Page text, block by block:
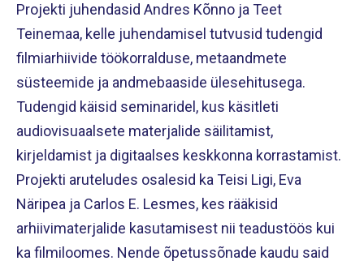
Projekti juhendasid Andres Kõnno ja Teet
Teinemaa, kelle juhendamisel tutvusid tudengid
filmiarhiivide töökorralduse, metaandmete
süsteemide ja andmebaaside ülesehitusega.
Tudengid käisid seminaridel, kus käsitleti
audiovisuaalsete materjalide säilitamist,
kirjeldamist ja digitaalses keskkonna korrastamist.
Projekti aruteludes osalesid ka Teisi Ligi, Eva
Näripea ja Carlos E. Lesmes, kes rääkisid
arhiivimaterjalide kasutamisest nii teadustöös kui
ka filmiloomes. Nende õpetussõnade kaudu said